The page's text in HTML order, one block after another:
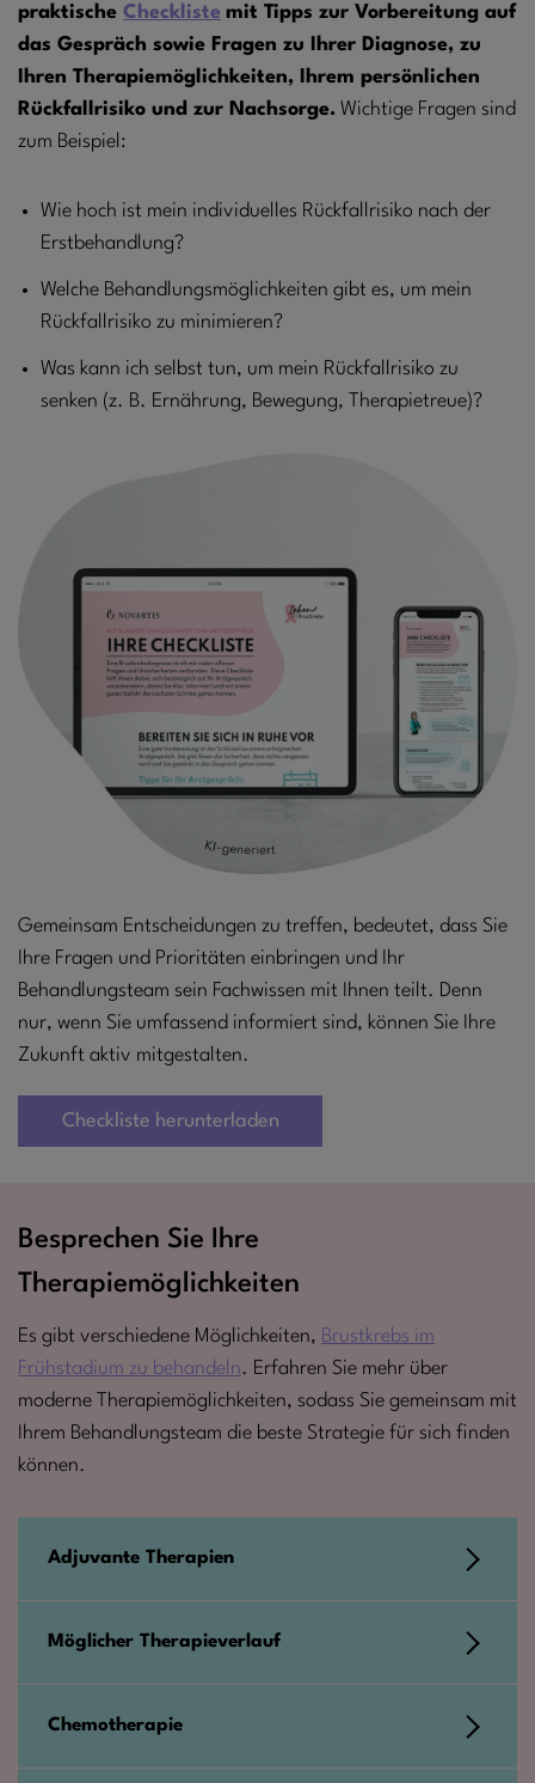
praktische Checkliste mit Tipps zur Vorbereitung auf
das Gespräch sowie Fragen zu Ihrer Diagnose, zu
Ihren Therapiemöglichkeiten, Ihrem persönlichen
Rückfallrisiko und zur Nachsorge. Wichtige Fragen sind
zum Beispiel:
Wie hoch ist mein individuelles Rückfallrisiko nach der
Erstbehandlung?
Welche Behandlungsmöglichkeiten gibt es, um mein
Rückfallrisiko zu minimieren?
Was kann ich selbst tun, um mein Rückfallrisiko zu
senken (z. B. Ernährung, Bewegung, Therapietreue)?
Gemeinsam Entscheidungen zu treffen, bedeutet, dass Sie
Ihre Fragen und Prioritäten einbringen und Ihr
Behandlungsteam sein Fachwissen mit Ihnen teilt. Denn
nur, wenn Sie umfassend informiert sind, können Sie Ihre
Zukunft aktiv mitgestalten.
Checkliste herunterladen
Besprechen Sie Ihre
Therapiemöglichkeiten
Es gibt verschiedene Möglichkeiten, Brustkrebs im
Frühstadium zu behandeln. Erfahren Sie mehr über
moderne Therapiemöglichkeiten, sodass Sie gemeinsam mit
Ihrem Behandlungsteam die beste Strategie für sich finden
können.
Adjuvante Therapien
Möglicher Therapieverlauf
Chemotherapie